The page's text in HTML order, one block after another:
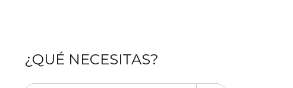
¿QUÉ NECESITAS?